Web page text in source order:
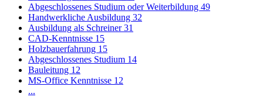
Abgeschlossenes Studium oder Weiterbildung 49
Handwerkliche Ausbildung 32
Ausbildung als Schreiner31
CAD-Kenntnisse 15
Holzbauerfahrung 15
Abgeschlossenes Studium 14
Bauleitung 12
MS-Office Kenntnisse 12
...